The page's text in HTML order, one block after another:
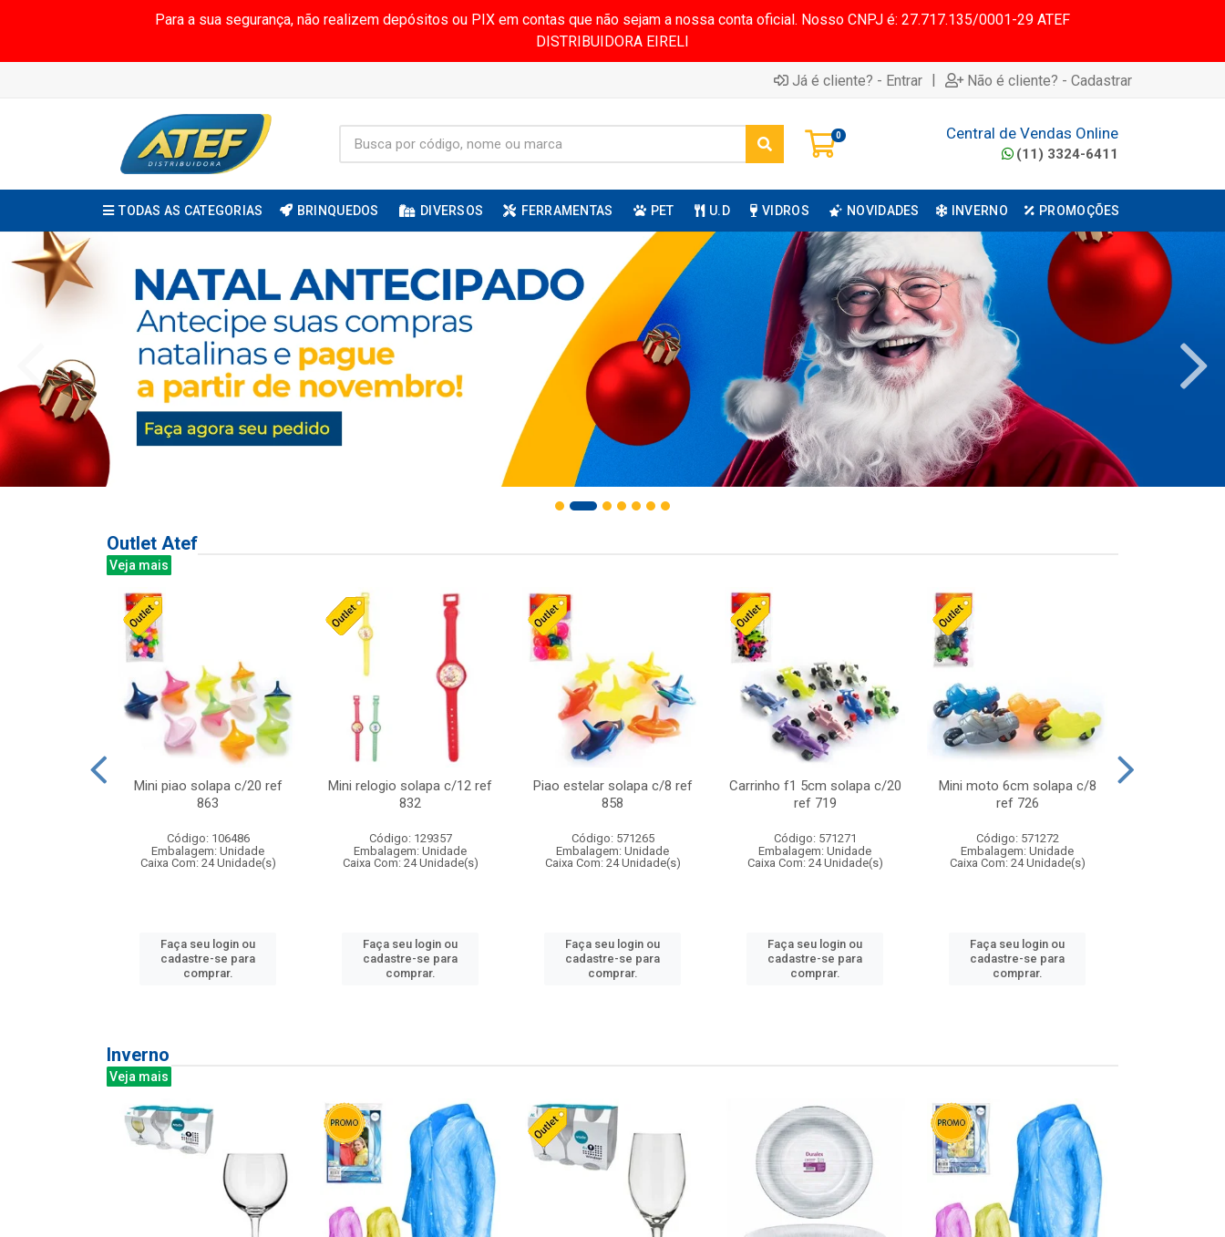
Para a sua segurança, não realizem depósitos ou PIX em contas que não sejam a nossa conta oficial. Nosso CNPJ é: 27.717.135/0001-29 ATEF
DISTRIBUIDORA EIRELI
Já é cliente? - Entrar | Não é cliente? - Cadastrar
0 Central de Vendas Online
(11) 3324-6411
TODAS AS CATEGORIAS BRINQUEDOS DIVERSOS FERRAMENTAS PET U.D VIDROS NOVIDADES INVERNO PROMOÇÕES
Outlet Atef
Veja mais
Mini piao solapa c/20 ref
863
Código: 106486
Embalagem: Unidade
Caixa Com: 24 Unidade(s)
Faça seu login ou
cadastre-se para
comprar.
Mini relogio solapa c/12 ref
832
Código: 129357
Embalagem: Unidade
Caixa Com: 24 Unidade(s)
Faça seu login ou
cadastre-se para
comprar.
Piao estelar solapa c/8 ref
858
Código: 571265
Embalagem: Unidade
Caixa Com: 24 Unidade(s)
Faça seu login ou
cadastre-se para
comprar.
Carrinho f1 5cm solapa c/20
ref 719
Código: 571271
Embalagem: Unidade
Caixa Com: 24 Unidade(s)
Faça seu login ou
cadastre-se para
comprar.
Mini moto 6cm solapa c/8
ref 726
Código: 571272
Embalagem: Unidade
Caixa Com: 24 Unidade(s)
Faça seu login ou
cadastre-se para
comprar.
Inverno
Veja mais